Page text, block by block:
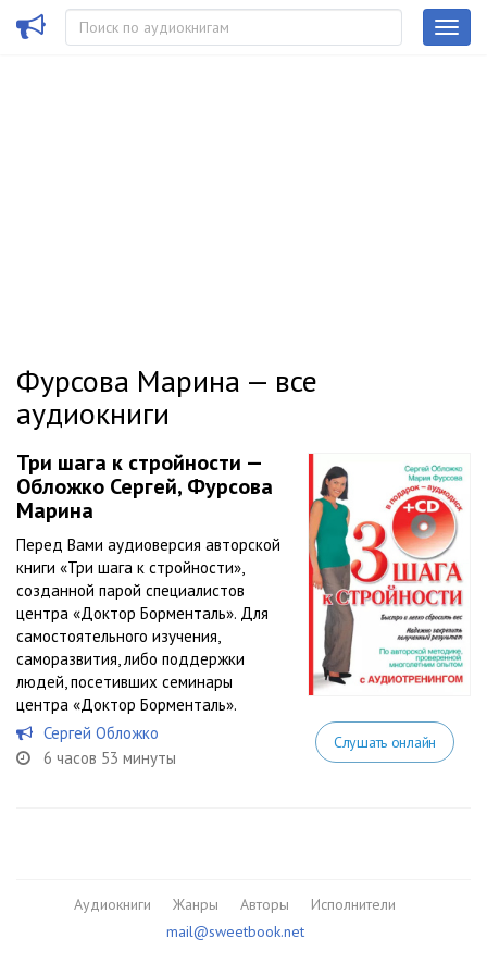
Фурсова Марина — все
аудиокниги
Три шага к стройности —
Обложко Сергей, Фурсова
Марина
Перед Вами аудиоверсия авторской
книги «Три шага к стройности»,
созданной парой специалистов
центра «Доктор Борменталь». Для
самостоятельного изучения,
саморазвития, либо поддержки
людей, посетивших семинары
центра «Доктор Борменталь».
Сергей Обложко
6 часов 53 минуты
Слушать онлайн
Аудиокниги Жанры Авторы
Исполнители
mail@sweetbook.net